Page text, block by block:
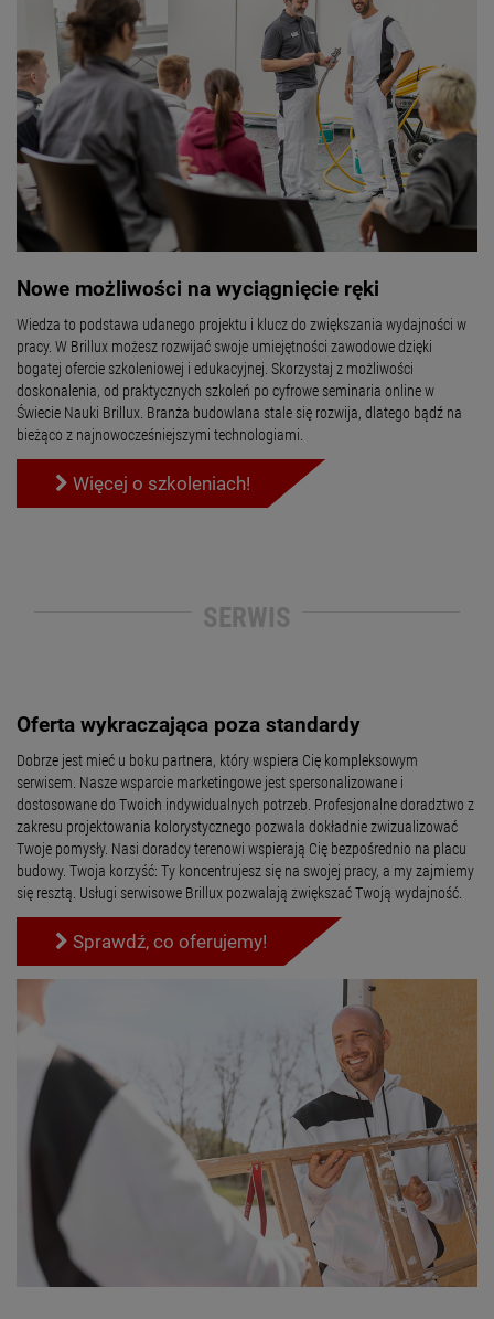
Nowe możliwości na wyciągnięcie ręki
Wiedza to podstawa udanego projektu i klucz do zwiększania wydajności w
pracy. W Brillux możesz rozwijać swoje umiejętności zawodowe dzięki
bogatej ofercie szkoleniowej i edukacyjnej. Skorzystaj z możliwości
doskonalenia, od praktycznych szkoleń po cyfrowe seminaria online w
Świecie Nauki Brillux. Branża budowlana stale się rozwija, dlatego bądź na
bieżąco z najnowocześniejszymi technologiami.
Więcej o szkoleniach!
SERWIS
Oferta wykraczająca poza standardy
Dobrze jest mieć u boku partnera, który wspiera Cię kompleksowym
serwisem. Nasze wsparcie marketingowe jest spersonalizowane i
dostosowane do Twoich indywidualnych potrzeb. Profesjonalne doradztwo z
zakresu projektowania kolorystycznego pozwala dokładnie zwizualizować
Twoje pomysły. Nasi doradcy terenowi wspierają Cię bezpośrednio na placu
budowy. Twoja korzyść: Ty koncentrujesz się na swojej pracy, a my zajmiemy
się resztą. Usługi serwisowe Brillux pozwalają zwiększać Twoją wydajność.
Sprawdź, co oferujemy!